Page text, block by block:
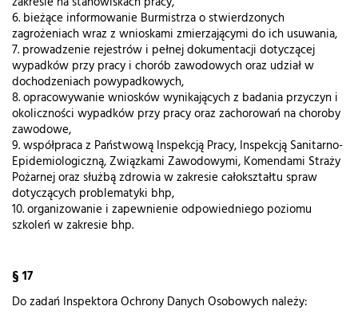
6. bieżące informowanie Burmistrza o stwierdzonych
zagrożeniach wraz z wnioskami zmierzającymi do ich usuwania,
7. prowadzenie rejestrów i pełnej dokumentacji dotyczącej
wypadków przy pracy i chorób zawodowych oraz udział w
dochodzeniach powypadkowych,
8. opracowywanie wniosków wynikających z badania przyczyn i
okoliczności wypadków przy pracy oraz zachorowań na choroby
zawodowe,
9. współpraca z Państwową Inspekcją Pracy, Inspekcją Sanitarno-
Epidemiologiczną, Związkami Zawodowymi, Komendami Straży
Pożarnej oraz służbą zdrowia w zakresie całokształtu spraw
dotyczących problematyki bhp,
10. organizowanie i zapewnienie odpowiedniego poziomu
szkoleń w zakresie bhp.
§ 17
Do zadań Inspektora Ochrony Danych Osobowych należy: